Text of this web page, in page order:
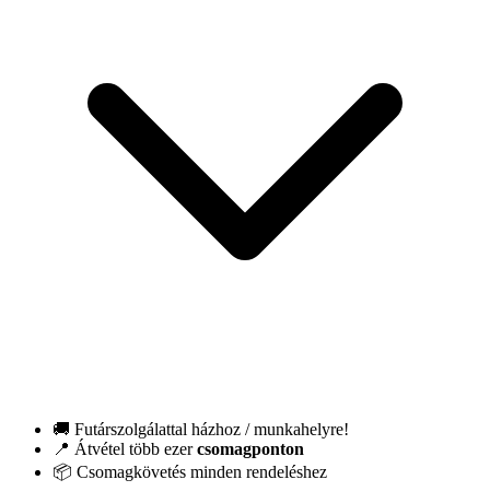
🚚 Futárszolgálattal házhoz / munkahelyre!
📍 Átvétel több ezercsomagponton
📦 Csomagkövetés minden rendeléshez